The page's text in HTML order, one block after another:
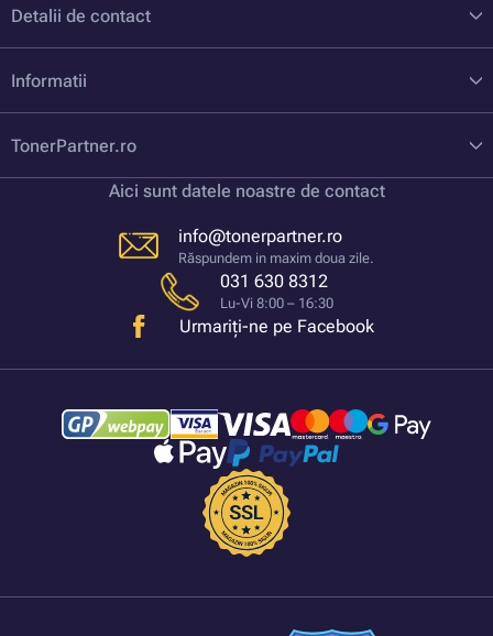
Detalii de contact
Informatii
TonerPartner.ro
Aici sunt datele noastre de contact
info@tonerpartner.ro
Răspundem in maxim doua zile.
031 630 8312
Lu-Vi 8:00 – 16:30
Urmariți-ne pe Facebook